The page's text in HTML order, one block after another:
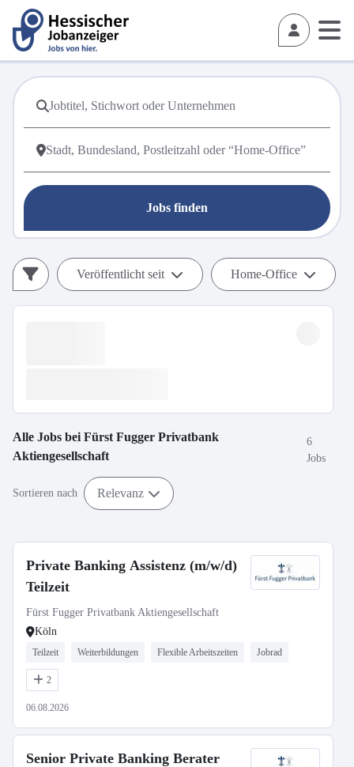
Jobs finden
Veröffentlicht seit Home-Office
Alle Jobs bei Fürst Fugger Privatbank
Aktiengesellschaft
6
Jobs
Sortieren nach Relevanz
Private Banking Assistenz (m/w/d)
Teilzeit
Fürst Fugger Privatbank Aktiengesellschaft
Köln
Teilzeit Weiterbildungen Flexible Arbeitszeiten Jobrad
2
06.08.2026
Senior Private Banking Berater